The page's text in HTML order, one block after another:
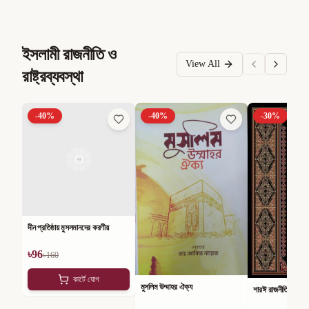
ইসলামী রাজনীতি ও
রাষ্ট্রব্যবস্থা
View All
-40%
দীন প্রতিষ্ঠায় মুসলমানদের করণীয়
৳96৳160
কার্টে যোগ
-40%
মুসলিম উম্মাহর ঐক্য
-30%
শারঈ রাজনীতি